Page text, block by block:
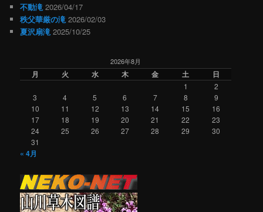
不動滝 2026/04/17
秩父華厳の滝 2026/02/03
夏沢扇滝 2025/10/25
2026年8月
月 火 水 木 金 土 日
1
2
3
4 5 6 7 8
9
10
11 12 13 14 15
16
17
18 19 20 21 22
23
24
25 26 27 28 29
30
31
« 4月